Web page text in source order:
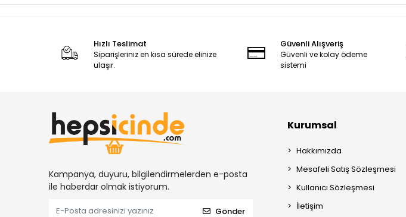
Hızlı Teslimat
Siparişleriniz en kısa sürede elinize
ulaşır.
Güvenli Alışveriş
Güvenli ve kolay ödeme
sistemi
Kampanya, duyuru, bilgilendirmelerden e-posta
ile haberdar olmak istiyorum.
Gönder
Kurumsal
Hakkımızda
Mesafeli Satış Sözleşmesi
Kullanıcı Sözleşmesi
İletişim